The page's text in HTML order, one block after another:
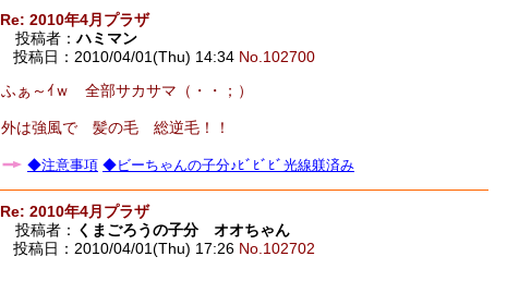
Re: 2010年4月プラザ
投稿者：ハミマン
投稿日：2010/04/01(Thu) 14:34 No.102700
ふぁ～ｲｗ 全部サカサマ（・・；）
外は強風で 髪の毛 総逆毛！！
◆注意事項 ◆ビーちゃんの子分♪ﾋﾞﾋﾞﾋﾞ光線躾済み
Re: 2010年4月プラザ
投稿者： くまごろうの子分 オオちゃん
投稿日：2010/04/01(Thu) 17:26 No.102702